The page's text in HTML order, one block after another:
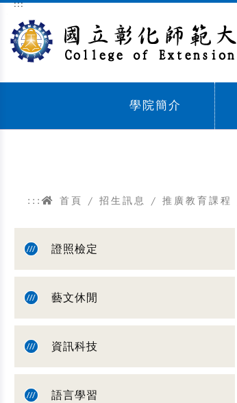
跳到主要內容區塊
:::
學院簡介
::: 首頁 / 招生訊息 / 推廣教育課程
證照檢定
藝文休閒
資訊科技
語言學習